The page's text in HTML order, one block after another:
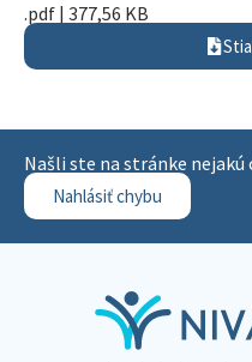
.pdf | 377,56 KB
Našli ste na stránke nejakú
Nahlásiť chybu